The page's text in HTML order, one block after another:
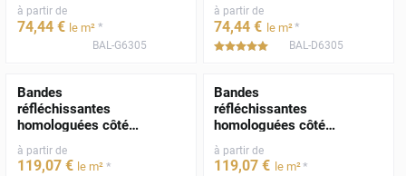
à partir de
74,44 € le m² *
BAL-G6305
à partir de
74,44 € le m²*
*****BAL-D6305
Bandes
réfléchissantes
homologuées côté
gauche - norme
TPESC-B-13223
à partir de
119,07 € le m² *
Bandes
réfléchissantes
homologuées côté
droit - norme TPESC-
B-13223
à partir de
119,07 € le m²*